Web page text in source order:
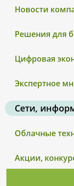
Новости
Решения для
Цифровая
Экспертное
Сети,
Облачные
Акции,